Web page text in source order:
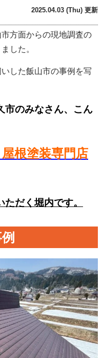
2025.04.03 (Thu) 更新
方面からの現地調査の
した。
した飯山市の事例を写
市のみなさん、こん
根塗装専門店
だく堀内です。